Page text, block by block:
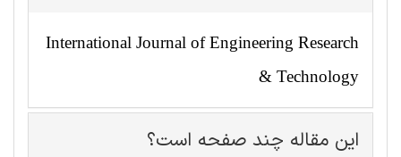
International Journal of Engineering Research
& Technology
این مقاله چند صفحه است؟